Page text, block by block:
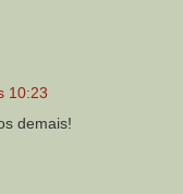
10:23
demais!